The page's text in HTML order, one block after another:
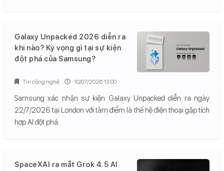
Galaxy Unpacked 2026 diễn ra
khi nào? Kỳ vọng gì tại sự kiện
đột phá của Samsung?
Samsung xác nhận sự kiện Galaxy Unpacked diễn ra ngày
22/7/2026 tại London với tâm điểm là thế hệ điện thoại gập tích
hợp AI đột phá.
Tin công nghệ 10/07/2026 13:00
SpaceXAI ra mắt Grok 4.5 AI